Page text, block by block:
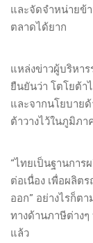
และจัดจำหน่ายข้
ตลาดได้ยาก
แหล่งข่าวผู้บริหาร
ยืนยันว่า โตโยต้า
และจากนโยบาย
ต้าวางไว้ในภูมิภา
“ไทยเป็นฐานกา
ต่อเนื่อง เพื่อผลิต
ออก” อย่างไรก็ต
ทางด้านภาษีต่าง
แล้ว